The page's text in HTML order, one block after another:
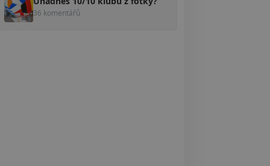
36 komentářů